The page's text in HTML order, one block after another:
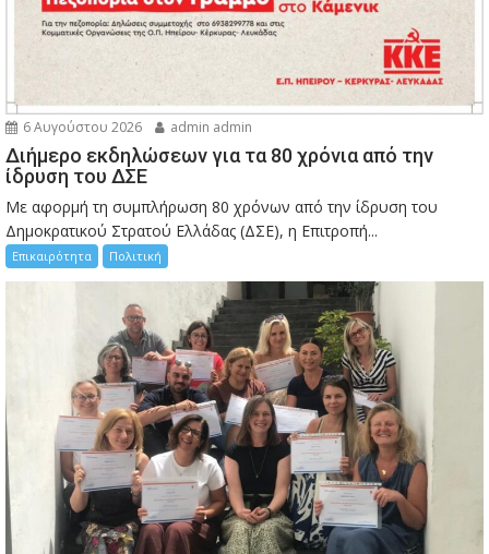
6 Αυγούστου 2026 admin admin
Διήμερο εκδηλώσεων για τα 80 χρόνια από την
ίδρυση του ΔΣΕ
Με αφορμή τη συμπλήρωση 80 χρόνων από την ίδρυση του
Δημοκρατικού Στρατού Ελλάδας (ΔΣΕ), η Επιτροπή...
Επικαιρότητα Πολιτική